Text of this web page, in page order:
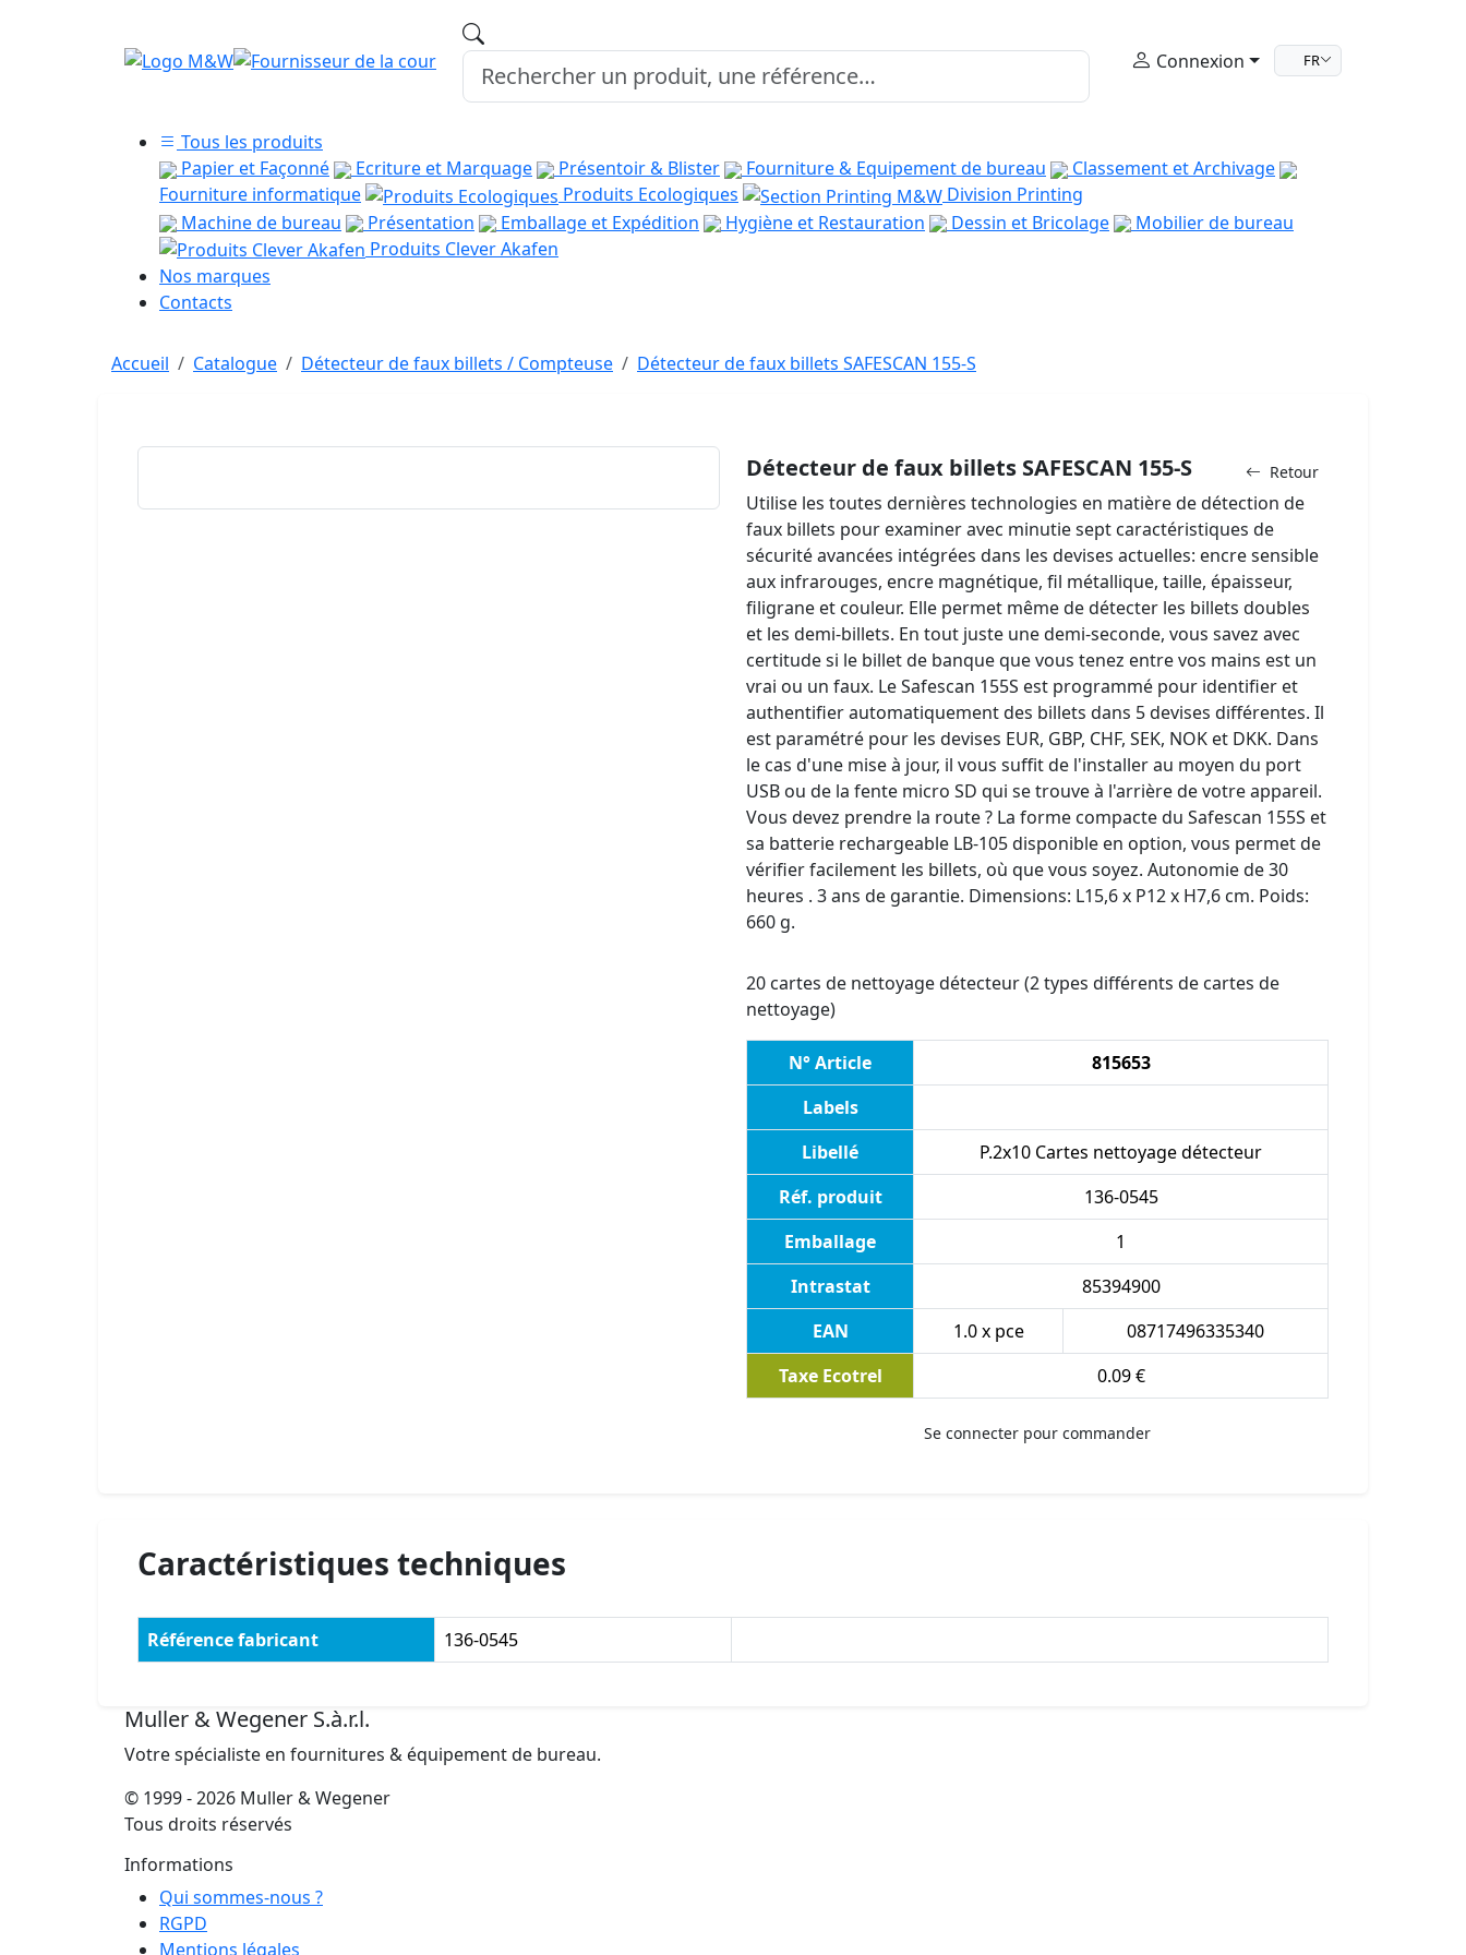
Connexion FR
Tous les produits
Papier et Façonné
Ecriture et Marquage Présentoir & Blister Fourniture & Equipement de bureau
Classement et Archivage
Fourniture informatique
Produits Ecologiques
Division Printing
Machine de bureau
Présentation Emballage et Expédition Hygiène et Restauration Dessin et Bricolage
Mobilier de bureau
Produits Clever Akafen
Nos marques
Contacts
Accueil Catalogue Détecteur de faux billets / Compteuse Détecteur de faux billets SAFESCAN 155-S
Retour
Détecteur de faux billets SAFESCAN 155-S
Utilise les toutes dernières technologies en matière de détection de
faux billets pour examiner avec minutie sept caractéristiques de
sécurité avancées intégrées dans les devises actuelles: encre sensible
aux infrarouges, encre magnétique, fil métallique, taille, épaisseur,
filigrane et couleur. Elle permet même de détecter les billets doubles
et les demi-billets. En tout juste une demi-seconde, vous savez avec
certitude si le billet de banque que vous tenez entre vos mains est un
vrai ou un faux. Le Safescan 155S est programmé pour identifier et
authentifier automatiquement des billets dans 5 devises différentes. Il
est paramétré pour les devises EUR, GBP, CHF, SEK, NOK et DKK. Dans
le cas d'une mise à jour, il vous suffit de l'installer au moyen du port
USB ou de la fente micro SD qui se trouve à l'arrière de votre appareil.
Vous devez prendre la route ? La forme compacte du Safescan 155S et
sa batterie rechargeable LB-105 disponible en option, vous permet de
vérifier facilement les billets, où que vous soyez. Autonomie de 30
heures . 3 ans de garantie. Dimensions: L15,6 x P12 x H7,6 cm. Poids:
660 g.
20 cartes de nettoyage détecteur (2 types différents de cartes de
nettoyage)
N° Article
815653
Labels
Libellé
P.2x10 Cartes nettoyage détecteur
Réf. produit
136-0545
Emballage
1
Intrastat
85394900
EAN
1.0 x pce
08717496335340
Taxe Ecotrel
0.09 €
Se connecter pour commander
Caractéristiques techniques
Référence fabricant 136-0545
Muller & Wegener S.à.r.l.
Votre spécialiste en fournitures & équipement de bureau.
© 1999 - 2026 Muller & Wegener
Tous droits réservés
Informations
Qui sommes-nous ?
RGPD
Mentions légales